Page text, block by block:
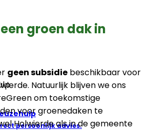
persoonlijk advies.
groen dak in
geen subsidie beschikbaar voor
Natuurlijk blijven we ons
om toekomstige
voor groenedaken te
Holwierde als in de gemeente